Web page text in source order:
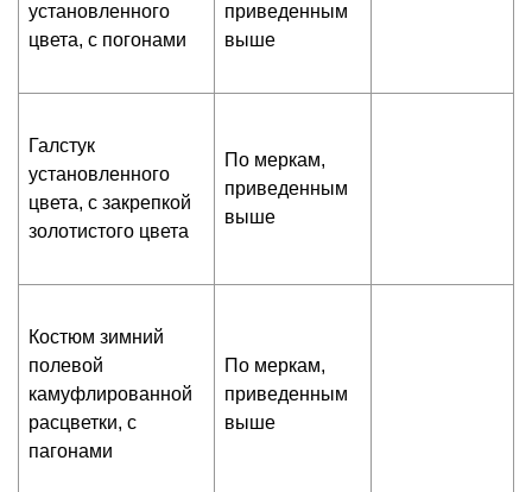
установленного
цвета, с погонами
приведенным
выше
Галстук
установленного
цвета, с закрепкой
золотистого цвета
По меркам,
приведенным
выше
Костюм зимний
полевой
камуфлированной
расцветки, с
пагонами
По меркам,
приведенным
выше